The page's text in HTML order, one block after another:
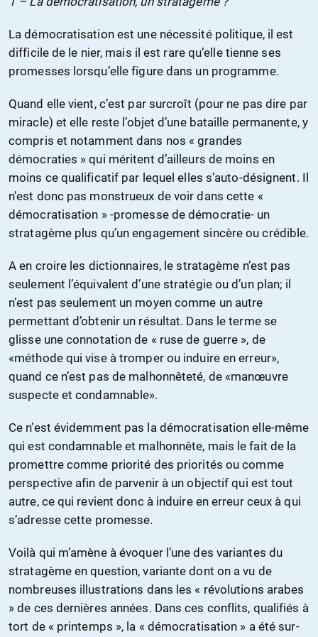
La démocratisation est une nécessité politique, il est
difficile de le nier, mais il est rare qu’elle tienne ses
promesses lorsqu’elle figure dans un programme.
Quand elle vient, c’est par surcroît (pour ne pas dire par
miracle) et elle reste l’objet d’une bataille permanente, y
compris et notamment dans nos « grandes
démocraties » qui méritent d’ailleurs de moins en
moins ce qualificatif par lequel elles s’auto-désignent. Il
n’est donc pas monstrueux de voir dans cette «
démocratisation » -promesse de démocratie- un
stratagème plus qu’un engagement sincère ou crédible.
A en croire les dictionnaires, le stratagème n’est pas
seulement l’équivalent d’une stratégie ou d’un plan; il
n’est pas seulement un moyen comme un autre
permettant d’obtenir un résultat. Dans le terme se
glisse une connotation de « ruse de guerre », de
«méthode qui vise à tromper ou induire en erreur»,
quand ce n’est pas de malhonnêteté, de «manœuvre
suspecte et condamnable».
Ce n’est évidemment pas la démocratisation elle-même
qui est condamnable et malhonnête, mais le fait de la
promettre comme priorité des priorités ou comme
perspective afin de parvenir à un objectif qui est tout
autre, ce qui revient donc à induire en erreur ceux à qui
s’adresse cette promesse.
Voilà qui m’amène à évoquer l’une des variantes du
stratagème en question, variante dont on a vu de
nombreuses illustrations dans les « révolutions arabes
» de ces dernières années. Dans ces conflits, qualifiés à
tort de « printemps », la « démocratisation » a été sur-